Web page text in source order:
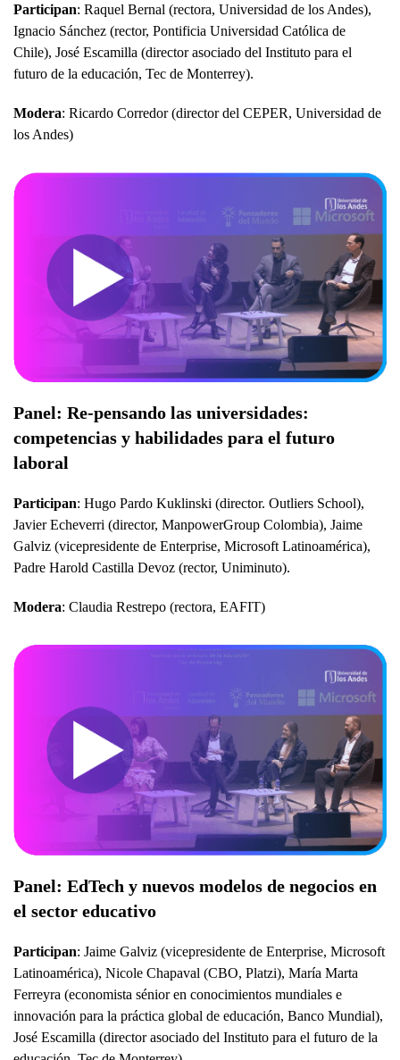
Participan: Raquel Bernal (rectora, Universidad de los Andes),
Ignacio Sánchez (rector, Pontificia Universidad Católica de
Chile), José Escamilla (director asociado del Instituto para el
futuro de la educación, Tec de Monterrey).
Modera: Ricardo Corredor (director del CEPER, Universidad de
los Andes)
Panel: Re-pensando las universidades:
competencias y habilidades para el futuro
laboral
Participan: Hugo Pardo Kuklinski (director. Outliers School),
Javier Echeverri (director, ManpowerGroup Colombia), Jaime
Galviz (vicepresidente de Enterprise, Microsoft Latinoamérica),
Padre Harold Castilla Devoz (rector, Uniminuto).
Modera: Claudia Restrepo (rectora, EAFIT)
Panel: EdTech y nuevos modelos de negocios en
el sector educativo
Participan: Jaime Galviz (vicepresidente de Enterprise, Microsoft
Latinoamérica), Nicole Chapaval (CBO, Platzi), María Marta
Ferreyra (economista sénior en conocimientos mundiales e
innovación para la práctica global de educación, Banco Mundial),
José Escamilla (director asociado del Instituto para el futuro de la